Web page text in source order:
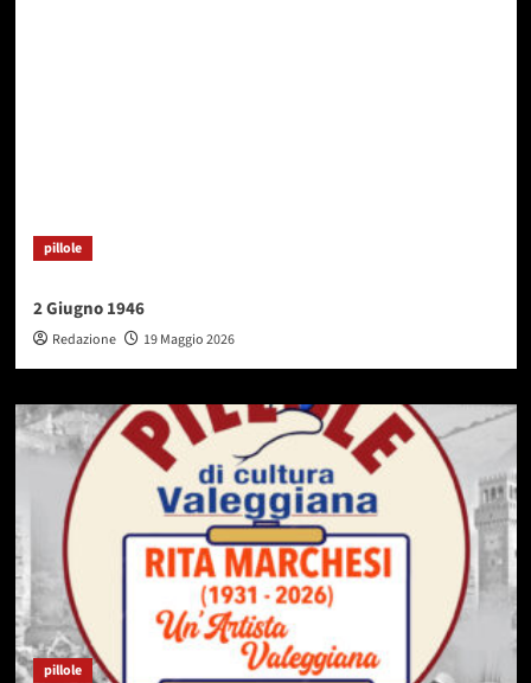
pillole
2 Giugno 1946
Redazione 19 Maggio 2026
pillole